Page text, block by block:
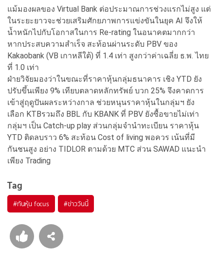
แม้มองผลของ Virtual Bank ต่อประมาณการช่วงแรกไม่สูง แต่
ในระยะยาวจะช่วยเสริมศักยภาพการแข่งขันในยุค AI จึงให้
น้ำหนักไปกับโอกาสในการ Re-rating ในอนาคตมากกว่า
หากประสบความสำเร็จ สะท้อนผ่านระดับ PBV ของ
Kakaobank (VB เกาหลีใต้) ที่ 1.4 เท่า สูงกว่าค่าเฉลี่ย ธ.พ. ไทย
ที่ 1.0 เท่า
ฝ่ายวิจัยมองว่าในขณะที่ราคาหุ้นกลุ่มธนาคาร เชิง YTD ยัง
ปรับขึ้นเพียง 9% เทียบตลาดหลักทรัพย์ บวก 25% จึงคาดการ
เข้าสู่ฤดูปันผลระหว่างกาล ช่วยหนุนราคาหุ้นในกลุ่มฯ ยัง
เลือก KTBรวมถึง BBL กับ KBANK ที่ PBV ยังซื้อขายไม่เท่า
กลุ่มฯ เป็น Catch-up play ส่วนกลุ่มจำนำทะเบียน ราคาหุ้น
YTD ติดลบราว 6% สะท้อน Cost of living พอควร เน้นที่มี
กันชนสูง อย่าง TIDLOR ตามด้วย MTC ส่วน SAWAD แนะนำ
เพียง Trading
Tag
#ทันหุ้น focus #ข่าววันนี้